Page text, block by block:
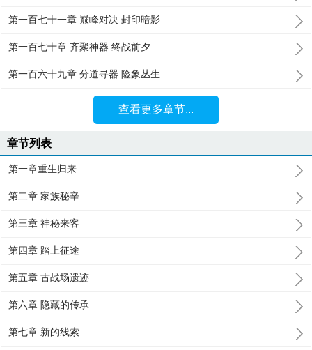
第一百七十一章 巅峰对决 封印暗影
第一百七十章 齐聚神器 终战前夕
第一百六十九章 分道寻器 险象丛生
查看更多章节...
章节列表
第一章重生归来
第二章 家族秘辛
第三章 神秘来客
第四章 踏上征途
第五章 古战场遗迹
第六章 隐藏的传承
第七章 新的线索